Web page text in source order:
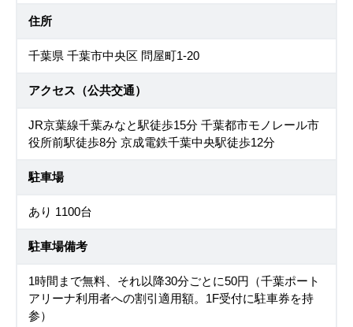
住所
千葉県 千葉市中央区 問屋町1-20
アクセス（公共交通）
JR京葉線千葉みなと駅徒歩15分 千葉都市モノレール市
役所前駅徒歩8分 京成電鉄千葉中央駅徒歩12分
駐車場
あり 1100台
駐車場備考
1時間まで無料、それ以降30分ごとに50円（千葉ポート
アリーナ利用者への割引適用額。1F受付に駐車券を持
参）